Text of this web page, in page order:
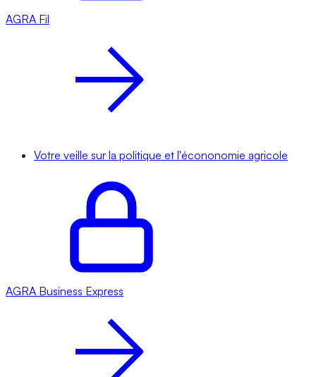
AGRA Fil
Votre veille sur la politique et l'écononomie agricole
AGRA Business Express